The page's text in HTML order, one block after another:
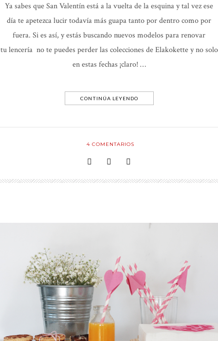
Ya sabes que San Valentín está a la vuelta de la esquina y tal vez ese
día te apetezca lucir todavía más guapa tanto por dentro como por
fuera. Si es así, y estás buscando nuevos modelos para renovar
tu lencería no te puedes perder las colecciones de Elakokette y no solo
en estas fechas ¡claro! …
CONTINÚA LEYENDO
4COMENTARIOS